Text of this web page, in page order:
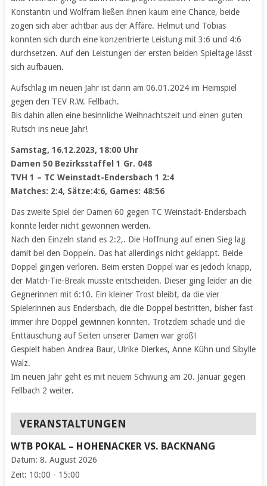
Konstantin und Wolfram ließen ihnen kaum eine Chance, beide
zogen sich aber achtbar aus der Affäre. Helmut und Tobias
konnten sich durch eine konzentrierte Leistung mit 3:6 und 4:6
durchsetzen. Auf den Leistungen der ersten beiden Spieltage lässt
sich aufbauen.
Aufschlag im neuen Jahr ist dann am 06.01.2024 im Heimspiel
gegen den TEV R.W. Fellbach.
Bis dahin allen eine besinnliche Weihnachtszeit und einen guten
Rutsch ins neue Jahr!
Samstag, 16.12.2023, 18:00 Uhr
Damen 50 Bezirksstaffel 1 Gr. 048
TVH 1 – TC Weinstadt-Endersbach 1 2:4
Matches: 2:4, Sätze:4:6, Games: 48:56
Das zweite Spiel der Damen 60 gegen TC Weinstadt-Endersbach
konnte leider nicht gewonnen werden.
Nach den Einzeln stand es 2:2,. Die Hoffnung auf einen Sieg lag
damit bei den Doppeln. Das hat allerdings nicht geklappt. Beide
Doppel gingen verloren. Beim ersten Doppel war es jedoch knapp,
der Match-Tie-Break musste entscheiden. Dieser ging leider an die
Gegnerinnen mit 6:10. Ein kleiner Trost bleibt, da die vier
Spielerinnen aus Endersbach, die die Doppel bestritten, bisher fast
immer ihre Doppel gewinnen konnten. Trotzdem schade und die
Enttäuschung auf Seiten unserer Damen war groß!
Gespielt haben Andrea Baur, Ulrike Dierkes, Anne Kühn und Sibylle
Walz.
Im neuen Jahr geht es mit neuem Schwung am 20. Januar gegen
Fellbach 2 weiter.
VERANSTALTUNGEN
WTB POKAL – HOHENACKER VS. BACKNANG
Datum: 8. August 2026
Zeit: 10:00 - 15:00